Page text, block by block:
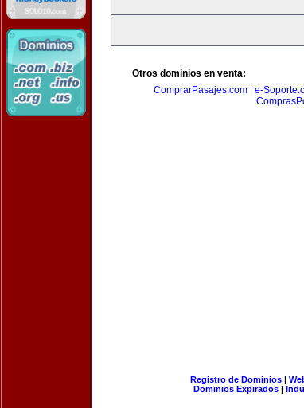
Otros dominios en venta:
ComprarPasajes.com
e-
Registro de Dominios|
Dominios Expirados |